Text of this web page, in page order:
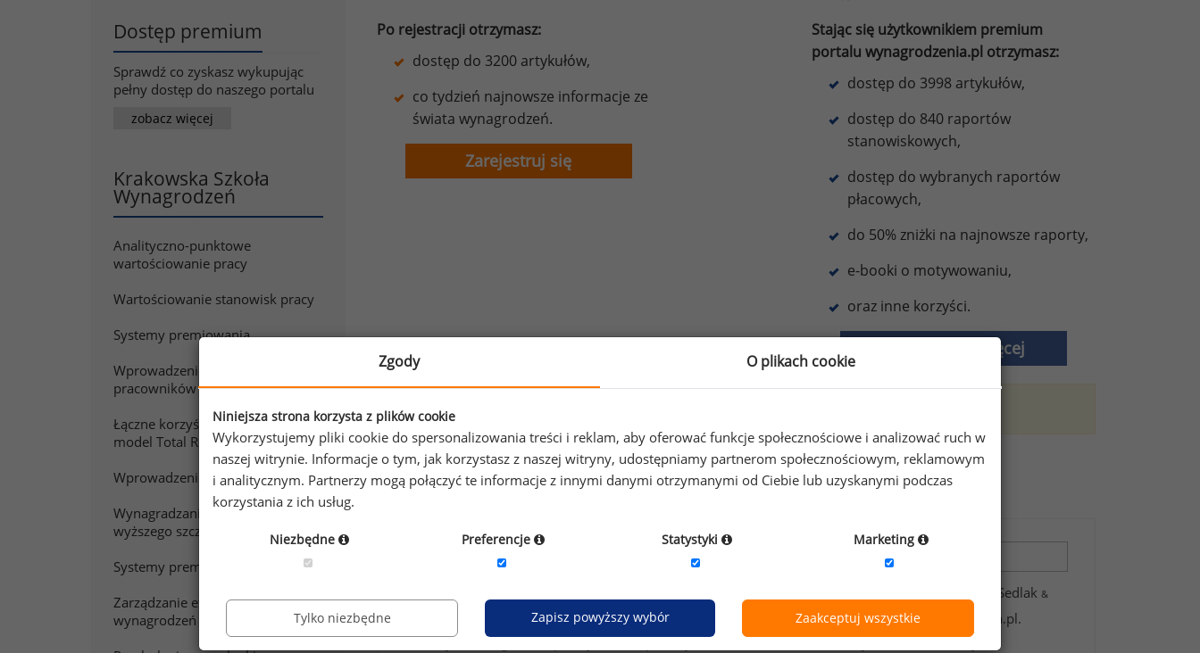
Dostęp premium
Sprawdź co zyskasz wykupując
pełny dostęp do naszego portalu
zobacz więcej
Krakowska Szkoła
Wynagrodzeń
Analityczno-punktowe
wartościowanie pracy
Wartościowanie stanowisk pracy
Systemy premiowania
Wprowadzenie do wynagradzania
pracowników sprzedaży
Łączne korzyści z pracy. Polski
model Total Rewards
Wprowadzenie do wynagradzania
Wynagradzanie menedżerów
wyższego szczebla
Systemy premiowania w praktyce
Zarządzanie efektywnością
wynagrodzeń
Po rejestracji otrzymasz:
dostęp do 3200 artykułów,
co tydzień najnowsze informacje ze
świata wynagrodzeń.
Zarejestruj się
Stając się użytkownikiem premium
portalu wynagrodzenia.pl otrzymasz:
dostęp do 3998 artykułów,
dostęp do 840 raportów
stanowiskowych,
dostęp do wybranych raportów
płacowych,
do 50% zniżki na najnowsze raporty,
e-booki o motywowaniu,
oraz inne korzyści.
Dowiedz się więcej
Wybierz opcję dostosowana do Twoich potrzeb!
Chcesz na bieżąco śledzić najnowsze informacje o wynagrodzeniach?
Zapisz się do newslettera!
Wyrażam zgodę na przetwarzanie moich danych osobowych zawartych w formularzu przez Sedlak &
Sedlak sp. z o.o. sp. k. w celu otrzymywania bezpłatnego newsletter’a portalu wynagrodzenia.pl.
Wyrażam zgodę na przesyłanie na podany adres e-mail ofert handlowych oraz informacji
Zgody O plikach cookie
Niniejsza strona korzysta z plików cookie
Wykorzystujemy pliki cookie do spersonalizowania treści i reklam, aby oferować funkcje społecznościowe i analizować ruch w
naszej witrynie. Informacje o tym, jak korzystasz z naszej witryny, udostępniamy partnerom społecznościowym, reklamowym
i analitycznym. Partnerzy mogą połączyć te informacje z innymi danymi otrzymanymi od Ciebie lub uzyskanymi podczas
korzystania z ich usług.
Niezbędne Preferencje Statystyki Marketing
Tylko niezbędne Zapisz powyższy wybór Zaakceptuj wszystkie